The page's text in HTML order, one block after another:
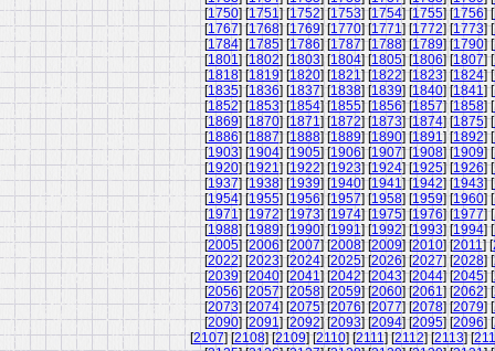
[1750] [1751] [1752] [1753] [1754] [1755] [1756] [
[1767] [1768] [1769] [1770] [1771] [1772] [1773] [
[1784] [1785] [1786] [1787] [1788] [1789] [1790] [
[1801] [1802] [1803] [1804] [1805] [1806] [1807] [
[1818] [1819] [1820] [1821] [1822] [1823] [1824] [
[1835] [1836] [1837] [1838] [1839] [1840] [1841] [
[1852] [1853] [1854] [1855] [1856] [1857] [1858] [
[1869] [1870] [1871] [1872] [1873] [1874] [1875] [
[1886] [1887] [1888] [1889] [1890] [1891] [1892] [
[1903] [1904] [1905] [1906] [1907] [1908] [1909] [
[1920] [1921] [1922] [1923] [1924] [1925] [1926] [
[1937] [1938] [1939] [1940] [1941] [1942] [1943] [
[1954] [1955] [1956] [1957] [1958] [1959] [1960] [
[1971] [1972] [1973] [1974] [1975] [1976] [1977] [
[1988] [1989] [1990] [1991] [1992] [1993] [1994] [
[2005] [2006] [2007] [2008] [2009] [2010] [2011] [
[2022] [2023] [2024] [2025] [2026] [2027] [2028] [
[2039] [2040] [2041] [2042] [2043] [2044] [2045] [
[2056] [2057] [2058] [2059] [2060] [2061] [2062] [
[2073] [2074] [2075] [2076] [2077] [2078] [2079] [
[2090] [2091] [2092] [2093] [2094] [2095] [2096] [
[2107] [2108] [2109] [2110] [2111] [2112] [2113] [